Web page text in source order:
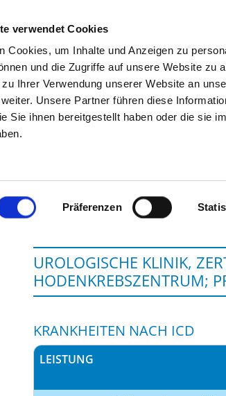
verwendet Cookies
Cookies, um Inhalte und Anzeigen zu
und die Zugriffe auf unsere Website zu
Ihrer Verwendung unserer Website an
Unsere Partner führen diese
Sie ihnen bereitgestellt haben oder die sie
Präferenzen
SUCHEN
UROLOGISCHE KLINIK,
HODENKREBSZENTRUM;
KRANKHEITEN NACH ICD
LEISTUNG